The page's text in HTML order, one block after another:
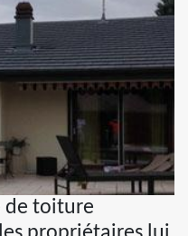
de toiture